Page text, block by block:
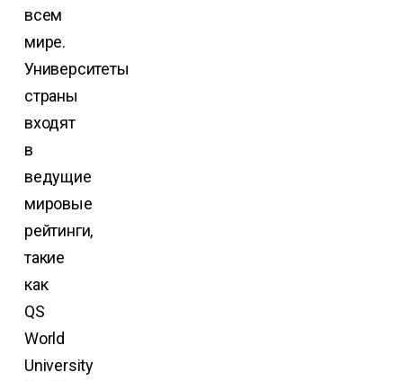
всем
мире.
Университеты
страны
входят
в
ведущие
мировые
рейтинги,
такие
как
QS
World
University